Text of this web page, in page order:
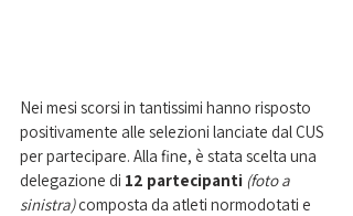
Nei mesi scorsi in tantissimi hanno risposto
positivamente alle selezioni lanciate dal CUS
per partecipare. Alla fine, è stata scelta una
delegazione di 12 partecipanti (foto a
sinistra) composta da atleti normodotati e